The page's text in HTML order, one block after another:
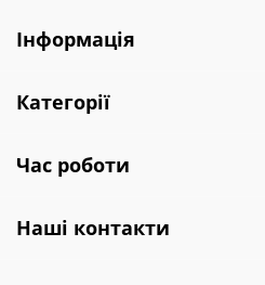
Інформація
Категорії
Час роботи
Наші контакти